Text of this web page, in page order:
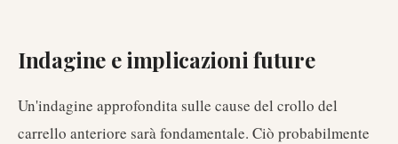
Indagine e implicazioni future
Un'indagine approfondita sulle cause del crollo del
carrello anteriore sarà fondamentale. Ciò probabilmente